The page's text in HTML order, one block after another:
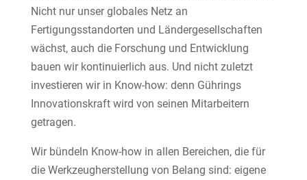
Nicht nur unser globales Netz an
Fertigungsstandorten und Ländergesellschaften
wächst, auch die Forschung und Entwicklung
bauen wir kontinuierlich aus. Und nicht zuletzt
investieren wir in Know-how: denn Gührings
Innovationskraft wird von seinen Mitarbeitern
getragen.
Wir bündeln Know-how in allen Bereichen, die für
die Werkzeugherstellung von Belang sind: eigene